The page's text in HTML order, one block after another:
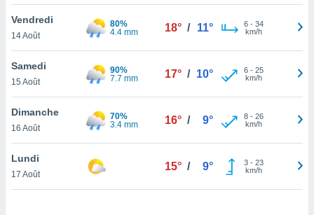
votre
à
en
le
Vendredi
14 Août
80%
4.4 mm
18° / 11° 6- 34
km/h
Samedi
15 Août
90%
7.7 mm
17° / 10° 6- 25
km/h
Dimanche
16 Août
70%
3.4 mm
16° / 9° 8- 26
km/h
Lundi
17 Août
15° / 9° 3- 23
km/h